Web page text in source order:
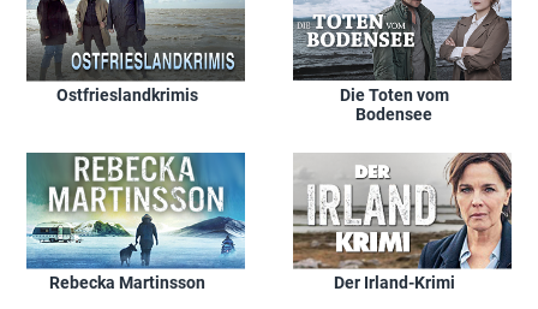
Ostfrieslandkrimis
Die Toten vom
Bodensee
Rebecka Martinsson Der Irland-Krimi